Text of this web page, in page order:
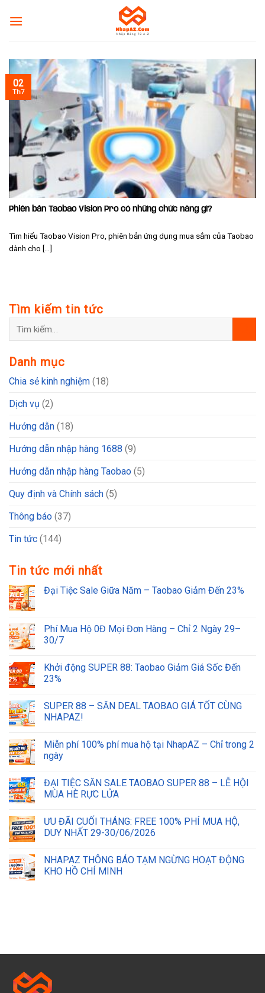
Phiên bản Taobao Vision Pro có những chức năng gì?
Tìm hiểu Taobao Vision Pro, phiên bản ứng dụng mua sắm của Taobao
dành cho [...]
02
Th7
Tìm kiếm tin tức
Danh mục
Chia sẻ kinh nghiệm (18)
Dịch vụ (2)
Hướng dẫn (18)
Hướng dẫn nhập hàng 1688 (9)
Hướng dẫn nhập hàng Taobao (5)
Quy định và Chính sách (5)
Thông báo (37)
Tin tức (144)
Tin tức mới nhất
Đại Tiệc Sale Giữa Năm – Taobao Giảm Đến 23%
Phí Mua Hộ 0Đ Mọi Đơn Hàng – Chỉ 2 Ngày 29–
30/7
Khởi động SUPER 88: Taobao Giảm Giá Sốc Đến
23%
SUPER 88 – SĂN DEAL TAOBAO GIÁ TỐT CÙNG
NHAPAZ!
Miễn phí 100% phí mua hộ tại NhapAZ – Chỉ trong 2
ngày
ĐẠI TIỆC SĂN SALE TAOBAO SUPER 88 – LỄ HỘI
MÙA HÈ RỰC LỬA
ƯU ĐÃI CUỐI THÁNG: FREE 100% PHÍ MUA HỘ,
DUY NHẤT 29-30/06/2026
NHAPAZ THÔNG BÁO TẠM NGỪNG HOẠT ĐỘNG
KHO HỒ CHÍ MINH